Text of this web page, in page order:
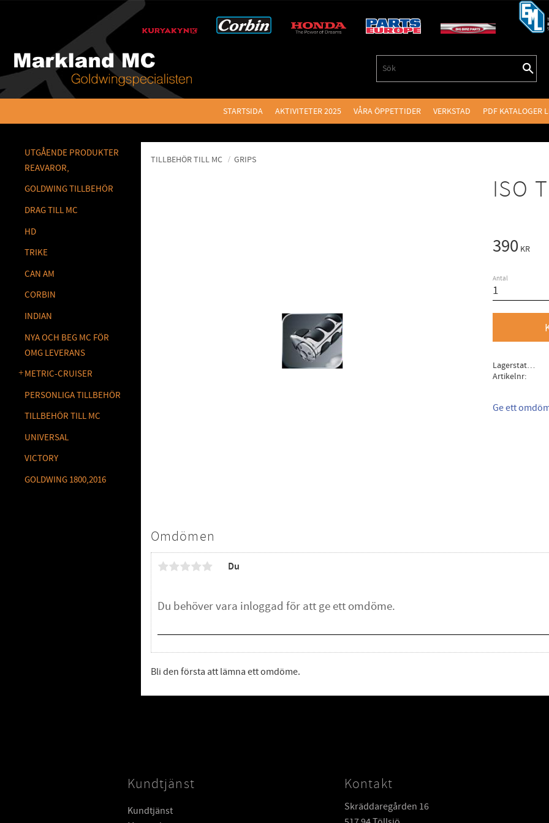
STARTSIDA AKTIVITETER 2025 VÅRA ÖPPETTIDER VERKSTAD PDF KATALOGER
TILLBEHÖR TILL MC GRIPS
ISO
390KR
Antal
Lagerstatus
Artikelnr
Ge ett
Omdömen
Du
Bli den första att lämna ett omdöme.
UTGÅENDE PRODUKTER
REAVAROR,
GOLDWING TILLBEHÖR
DRAG TILL MC
HD
TRIKE
CAN AM
CORBIN
INDIAN
NYA OCH BEG MC FÖR
OMG LEVERANS
METRIC-CRUISER
PERSONLIGA TILLBEHÖR
TILLBEHÖR TILL MC
UNIVERSAL
VICTORY
GOLDWING 1800,2016
Kundtjänst
Kundtjänst
Kontakt
Skräddaregården 16